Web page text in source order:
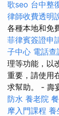
歌seo 台中整
律師收費透明
各種本地和免
菲律賓簽證申
子中心 電話查
理等功能，以
重要，請使用
求幫助。 - 壽
防水 養老院
摩入門課程 養